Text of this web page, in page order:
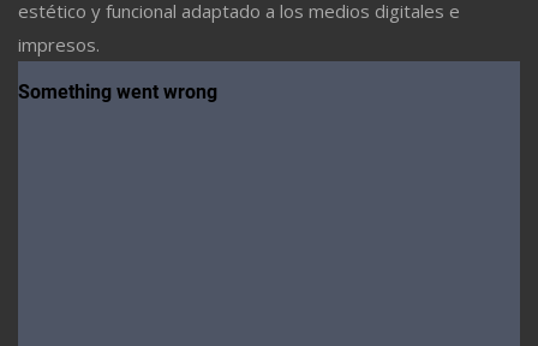
estético y funcional adaptado a los medios digitales e
impresos.